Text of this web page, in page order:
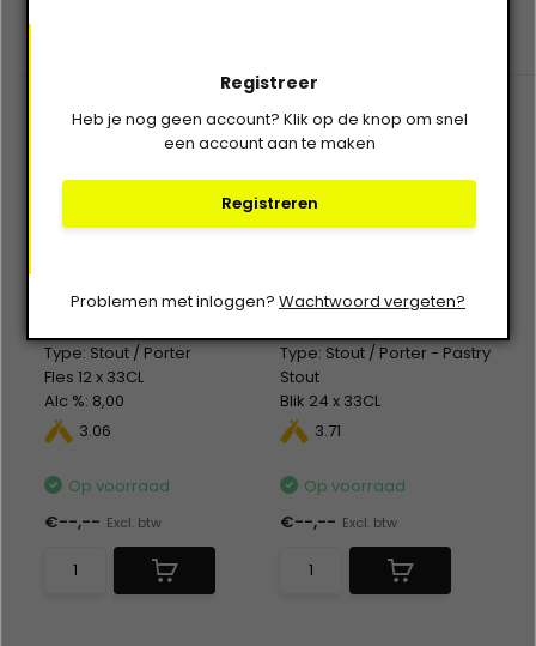
Registreer
Heb je nog geen account? Klik op de knop om snel
een account aan te maken
Registreren
Problemen met inloggen? Wachtwoord vergeten?
DS26 - Dry Stout
Bourbon Infused 12x33CL
Type: Stout / Porter
Fles 12 x 33CL
Alc %: 8,00
3.06
Op voorraad
€--,-- Excl. btw
Ready to Crumble
24x33CL
Type: Stout / Porter - Pastry
Stout
Blik 24 x 33CL
Alc %: 10,00
Statiegeld: Blik 24x0,15
3.71
Op voorraad
€--,-- Excl. btw